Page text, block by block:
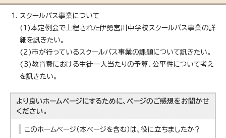
スクールバス事業について
(1)本定例会で上程された伊勢宮川中学校スクールバス事業の詳
細を訊きたい。
(2)市が行っているスクールバス事業の課題について訊きたい。
(3)教育費における生徒一人当たりの予算、公平性について考え
を訊きたい。
より良いホームページにするために、ページのご感想をお聞かせ
ください。
このホームページ（本ページを含む）は、役に立ちましたか？